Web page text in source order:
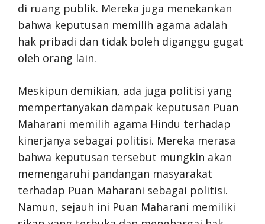
di ruang publik. Mereka juga menekankan
bahwa keputusan memilih agama adalah
hak pribadi dan tidak boleh diganggu gugat
oleh orang lain.
Meskipun demikian, ada juga politisi yang
mempertanyakan dampak keputusan Puan
Maharani memilih agama Hindu terhadap
kinerjanya sebagai politisi. Mereka merasa
bahwa keputusan tersebut mungkin akan
memengaruhi pandangan masyarakat
terhadap Puan Maharani sebagai politisi.
Namun, sejauh ini Puan Maharani memiliki